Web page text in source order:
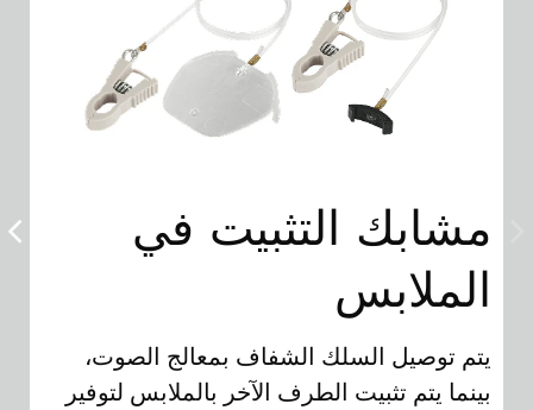
مشابك التثبيت في
الملابس
يتم توصيل السلك الشفاف بمعالج الصوت،
بينما يتم تثبيت الطرف الآخر بالملابس لتوفير